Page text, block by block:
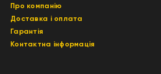
Про компанію
Доставка і оплата
Гарантія
Контактна інформація